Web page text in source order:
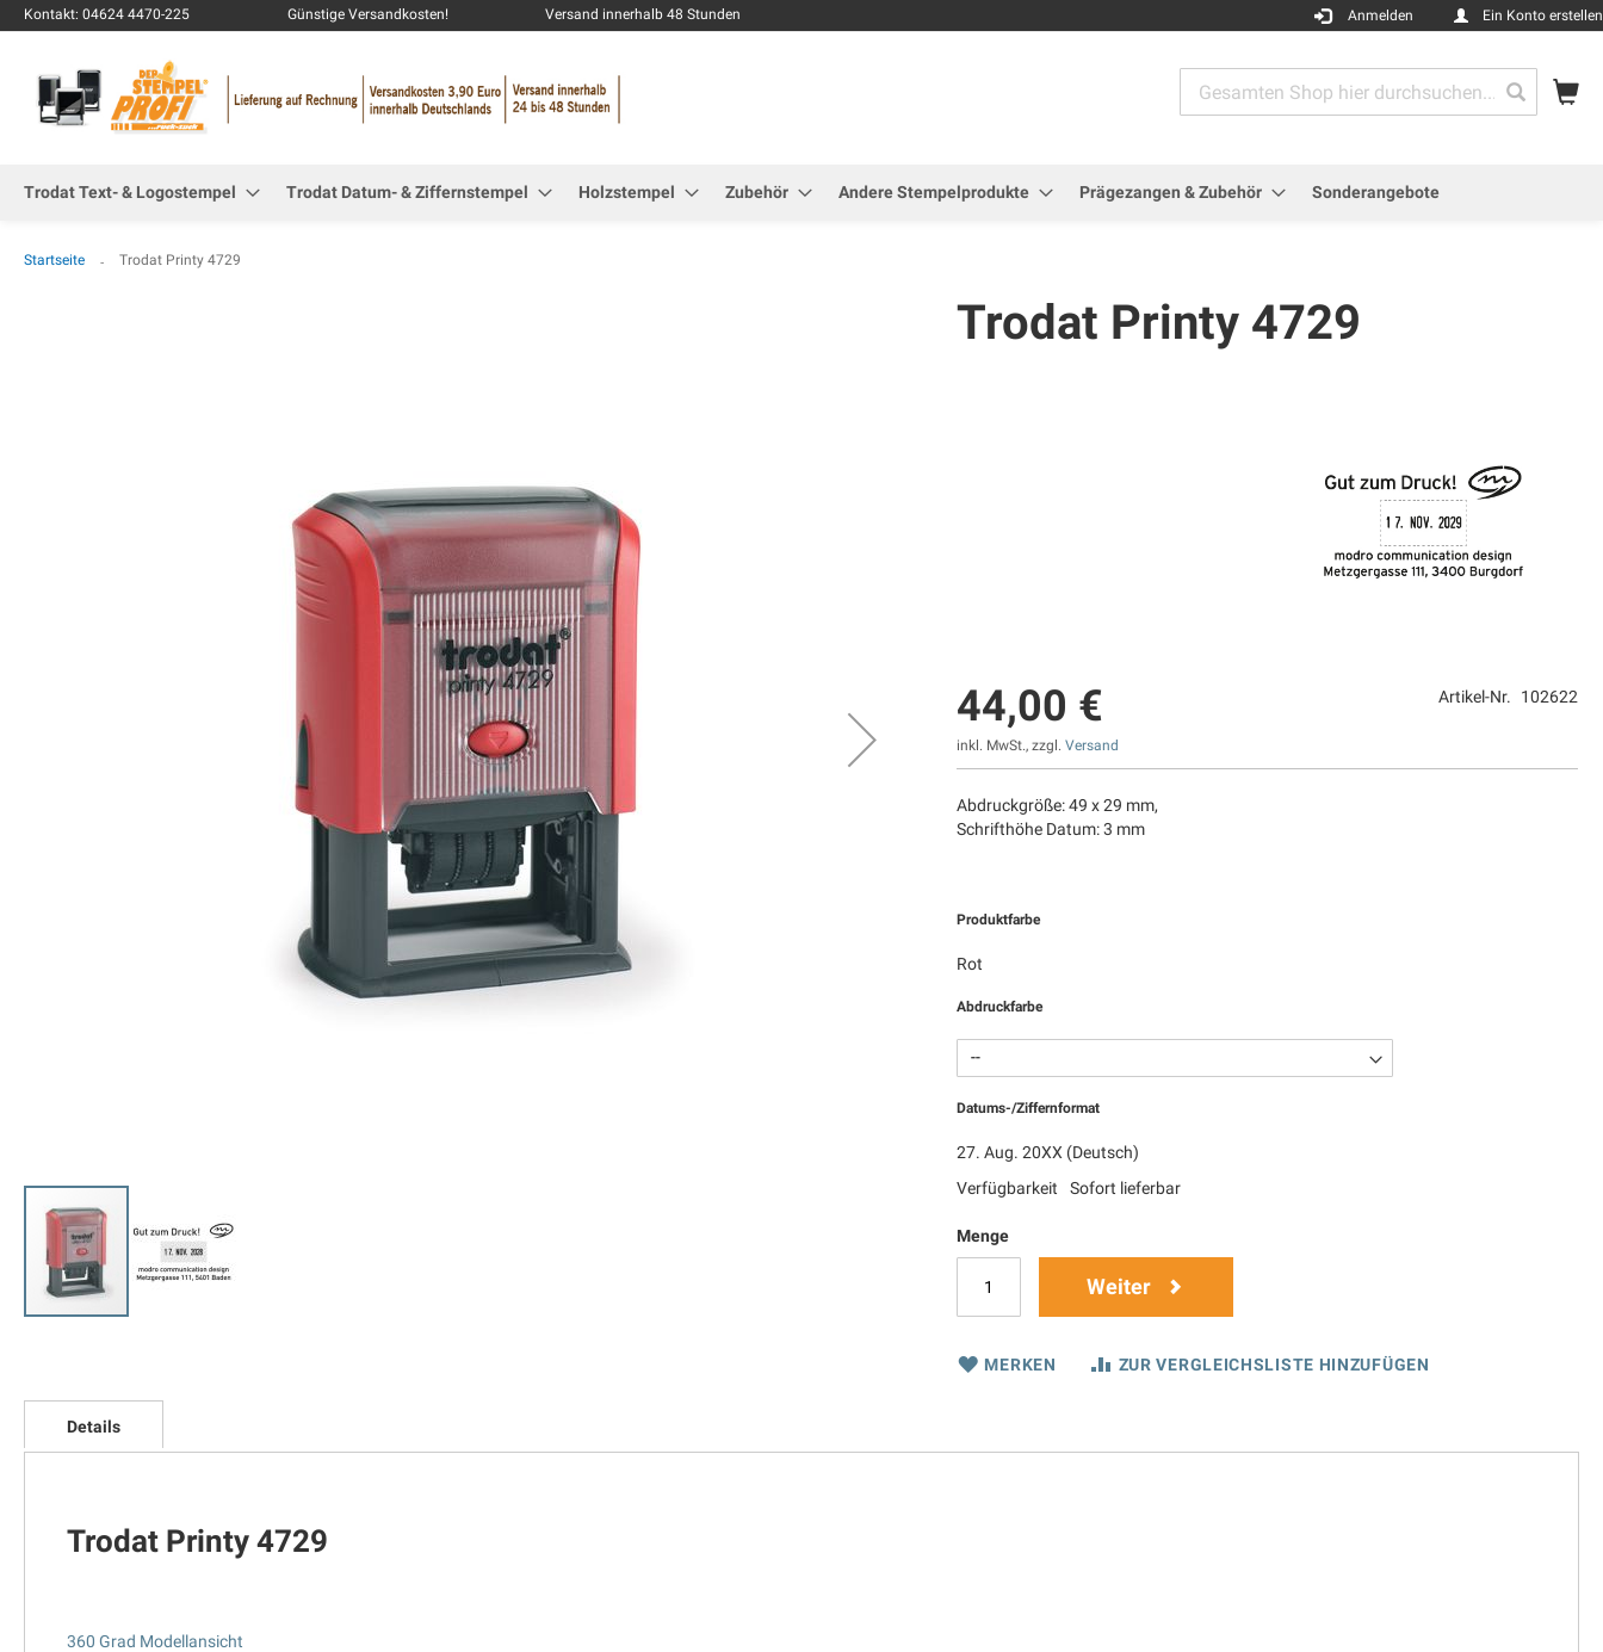
Kontakt: 04624 4470-225 Günstige Versandkosten! Versand innerhalb 48 Stunden Anmelden Ein Konto erstellen
Search
Trodat Text- & Logostempel Trodat Datum- & Ziffernstempel Holzstempel Zubehör Andere Stempelprodukte Prägezangen & Zubehör Sonderangebote
Startseite Trodat Printy 4729
Bildgalerie
springen
Trodat Printy 4729
44,00 €
inkl. MwSt., zzgl.Versand
Artikel-Nr. 102622
Abdruckgröße: 49 x 29 mm,
Schrifthöhe Datum: 3 mm
Produktfarbe
Rot
Abdruckfarbe
Datums-/Ziffernformat
27. Aug. 20XX (Deutsch)
Verfügbarkeit
Sofort lieferbar
Menge
Weiter
MERKEN ZUR VERGLEICHSLISTE HINZUFÜGEN
Details
Trodat Printy 4729
360 Grad Modellansicht